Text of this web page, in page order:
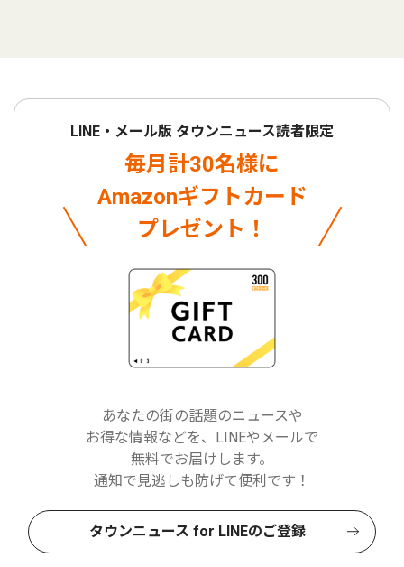
LINE・メール版 タウンニュース読者限定
毎月計30名様に
Amazonギフトカード
プレゼント！
あなたの街の話題のニュースや
お得な情報などを、LINEやメールで
無料でお届けします。
通知で見逃しも防げて便利です！
タウンニュース for LINEのご登録